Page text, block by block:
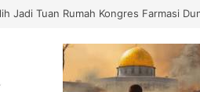
Perkukuh Kerjasama Pertanian dan